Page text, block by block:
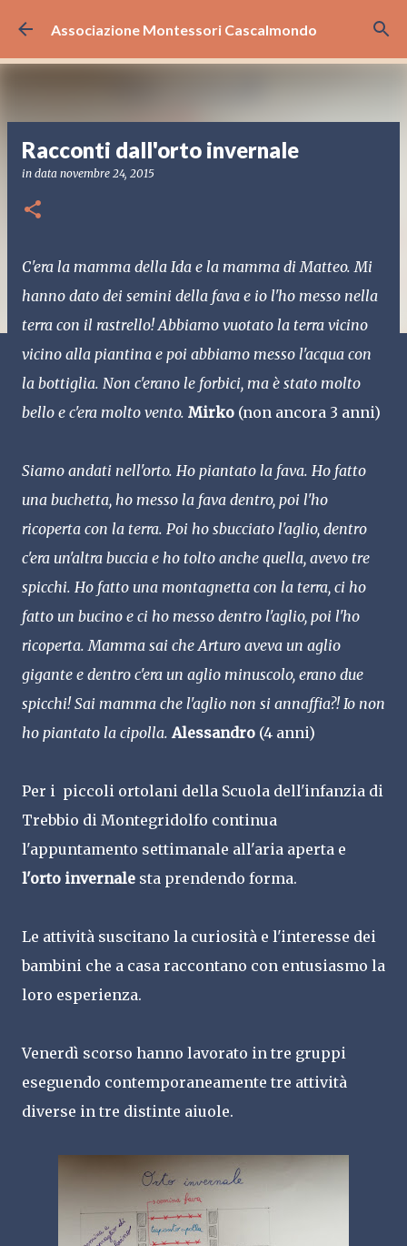
Passa ai contenuti principali
Associazione Montessori Cascalmondo
Racconti dall'orto invernale
in data novembre 24, 2015
C'era la mamma della Ida e la mamma di Matteo. Mi
hanno dato dei semini della fava e io l'ho messo nella
terra con il rastrello! Abbiamo vuotato la terra vicino
vicino alla piantina e poi abbiamo messo l'acqua con
la bottiglia. Non c'erano le forbici, ma è stato molto
bello e c'era molto vento. Mirko (non ancora 3 anni)
Siamo andati nell'orto. Ho piantato la fava. Ho fatto
una buchetta, ho messo la fava dentro, poi l'ho
ricoperta con la terra. Poi ho sbucciato l'aglio, dentro
c'era un'altra buccia e ho tolto anche quella, avevo tre
spicchi. Ho fatto una montagnetta con la terra, ci ho
fatto un bucino e ci ho messo dentro l'aglio, poi l'ho
ricoperta. Mamma sai che Arturo aveva un aglio
gigante e dentro c'era un aglio minuscolo, erano due
spicchi! Sai mamma che l'aglio non si annaffia?! Io non
ho piantato la cipolla. Alessandro (4 anni)
Per i piccoli ortolani della Scuola dell'infanzia di
Trebbio di Montegridolfo continua
l'appuntamento settimanale all'aria aperta e
l'orto invernale sta prendendo forma.
Le attività suscitano la curiosità e l'interesse dei
bambini che a casa raccontano con entusiasmo la
loro esperienza.
Venerdì scorso hanno lavorato in tre gruppi
eseguendo contemporaneamente tre attività
diverse in tre distinte aiuole.